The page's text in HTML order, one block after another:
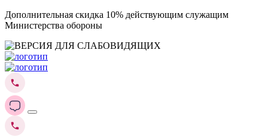
Дополнительная скидка 10% действующим служащим
Министерства обороны